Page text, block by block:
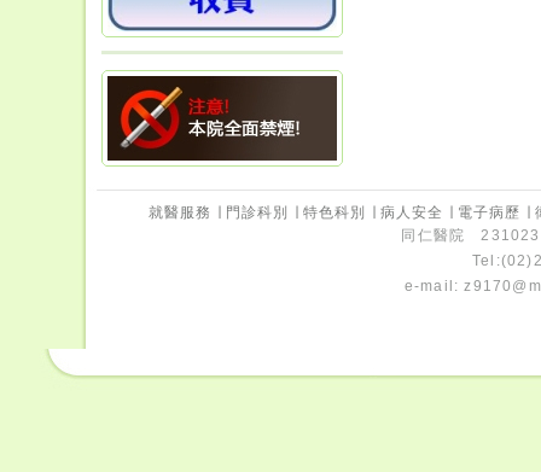
就醫服務 門診科別 ∣特色科別 ∣病人安全 電子病歷 ∣
同仁醫院
e-mail: